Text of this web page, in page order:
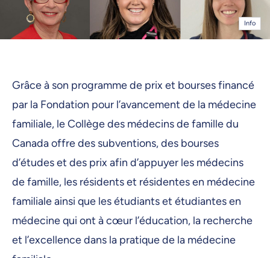
Info
Grâce à son programme de prix et bourses financé
par la Fondation pour l’avancement de la médecine
familiale, le Collège des médecins de famille du
Canada offre des subventions, des bourses
d’études et des prix afin d’appuyer les médecins
de famille, les résidents et résidentes en médecine
familiale ainsi que les étudiants et étudiantes en
médecine qui ont à cœur l’éducation, la recherche
et l’excellence dans la pratique de la médecine